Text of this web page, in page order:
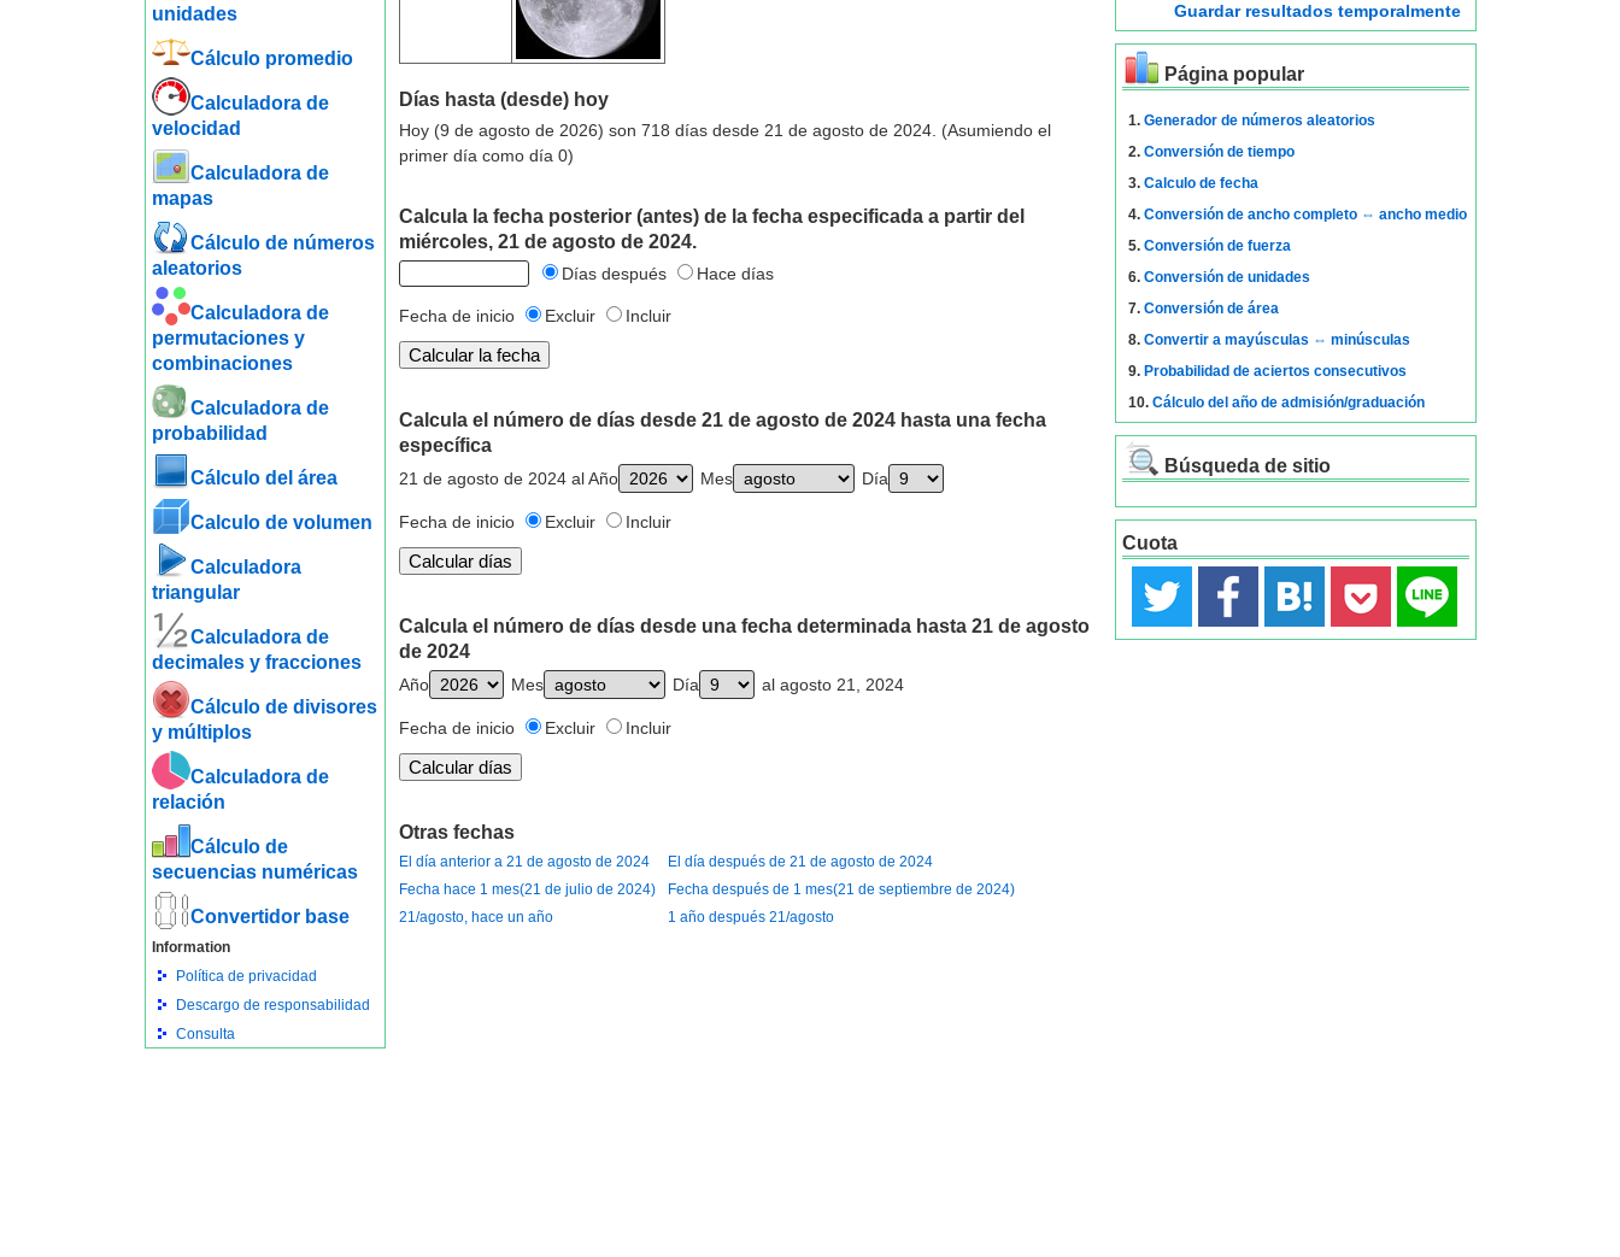
unidades
Cálculo promedio
Calculadora de
velocidad
Calculadora de
mapas
Cálculo de números
aleatorios
Calculadora de
permutaciones y
combinaciones
Calculadora de
probabilidad
Cálculo del área
Calculo de volumen
Calculadora
triangular
Calculadora de
decimales y fracciones
Cálculo de divisores
y múltiplos
Calculadora de
relación
Cálculo de
secuencias numéricas
Convertidor base
Information
Política de privacidad
Descargo de responsabilidad
Consulta
Días hasta (desde) hoy
Hoy (9 de agosto de 2026) son 718 días desde 21 de agosto de 2024. (Asumiendo el
primer día como día 0)
Calcula la fecha posterior (antes) de la fecha especificada a partir del
miércoles, 21 de agosto de 2024.
Días después Hace días
Fecha de inicio Excluir Incluir
Calcula el número de días desde 21 de agosto de 2024 hasta una fecha
específica
21 de agosto de 2024 al Año Mes Día
Fecha de inicio Excluir Incluir
Calcula el número de días desde una fecha determinada hasta 21 de agosto
de 2024
Año Mes Día al agosto 21, 2024
Fecha de inicio Excluir Incluir
Otras fechas
El día anterior a 21 de agosto de 2024
El día después de 21 de agosto de 2024
Fecha hace 1 mes(21 de julio de 2024)
Fecha después de 1 mes(21 de septiembre de 2024)
21/agosto, hace un año
1 año después 21/agosto
Guardar resultados temporalmente
Página popular
1. Generador de números aleatorios
2. Conversión de tiempo
3. Calculo de fecha
4. Conversión de ancho completo ⇔ ancho medio
5. Conversión de fuerza
6. Conversión de unidades
7. Conversión de área
8. Convertir a mayúsculas ⇔ minúsculas
9. Probabilidad de aciertos consecutivos
10. Cálculo del año de admisión/graduación
Búsqueda de sitio
Cuota